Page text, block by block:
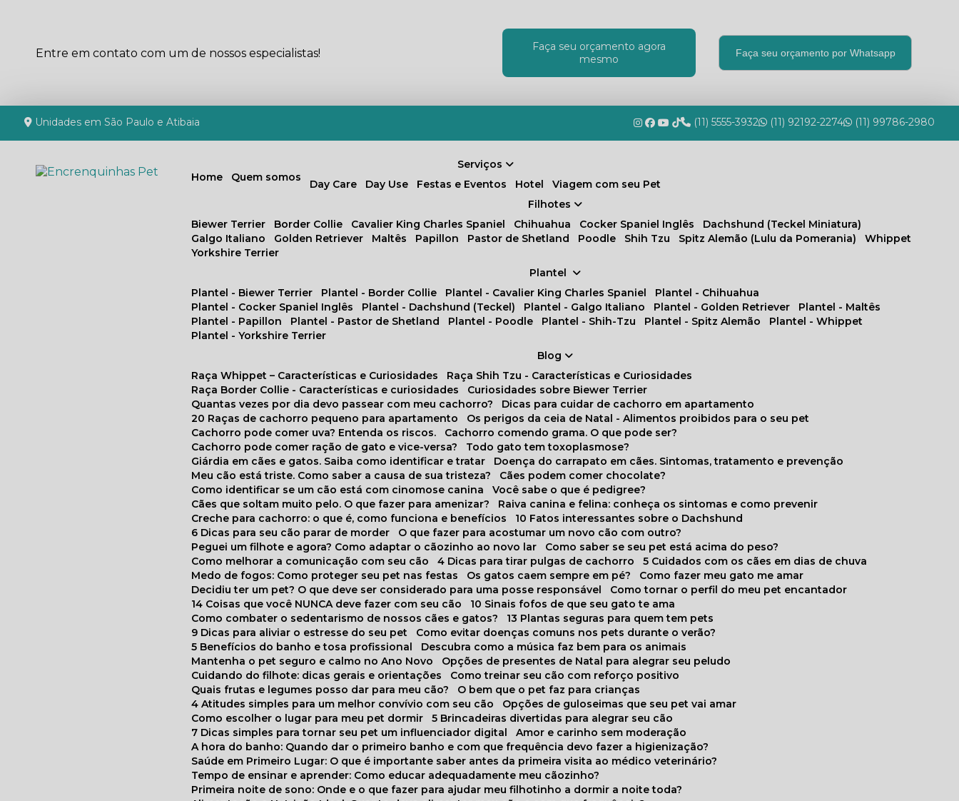
Entre em contato com um de nossos especialistas!
Faça seu orçamento agora
mesmo
Faça seu orçamento por Whatsapp
Unidades em São Paulo e Atibaia (11) 5555-3932 (11) 92192-2274 (11) 99786-2980
Home Quem somos
Plantel
Plantel - Biewer Terrier
Plantel - Border Collie Plantel - Cavalier King Charles Spaniel
Plantel - Chihuahua
Plantel - Cocker Spaniel Inglês
Plantel - Dachshund (Teckel) Plantel - Galgo Italiano Plantel - Golden Retriever
Plantel - Maltês
Plantel - Papillon
Plantel - Pastor de Shetland Plantel - Poodle Plantel - Shih-Tzu Plantel - Spitz Alemão
Plantel - Whippet
Plantel - Yorkshire Terrier
Blog
Raça Whippet – Características e Curiosidades
Raça Shih Tzu - Características e Curiosidades
Raça Border Collie - Características e curiosidades
Curiosidades sobre Biewer Terrier
Quantas vezes por dia devo passear com meu cachorro?
Dicas para cuidar de cachorro em apartamento
20 Raças de cachorro pequeno para apartamento
Os perigos da ceia de Natal - Alimentos proibidos para o seu pet
Cachorro pode comer uva? Entenda os riscos.
Cachorro comendo grama. O que pode ser?
Cachorro pode comer ração de gato e vice-versa?
Todo gato tem toxoplasmose?
Giárdia em cães e gatos. Saiba como identificar e tratar
Doença do carrapato em cães. Sintomas, tratamento e prevenção
Meu cão está triste. Como saber a causa de sua tristeza?
Cães podem comer chocolate?
Como identificar se um cão está com cinomose canina
Você sabe o que é pedigree?
Cães que soltam muito pelo. O que fazer para amenizar?
Raiva canina e felina: conheça os sintomas e como prevenir
Creche para cachorro: o que é, como funciona e benefícios
10 Fatos interessantes sobre o Dachshund
6 Dicas para seu cão parar de morder
O que fazer para acostumar um novo cão com outro?
Peguei um filhote e agora? Como adaptar o cãozinho ao novo lar
Como saber se seu pet está acima do peso?
Como melhorar a comunicação com seu cão
4 Dicas para tirar pulgas de cachorro
5 Cuidados com os cães em dias de chuva
Medo de fogos: Como proteger seu pet nas festas
Os gatos caem sempre em pé?
Como fazer meu gato me amar
Decidiu ter um pet? O que deve ser considerado para uma posse responsável
Como tornar o perfil do meu pet encantador
14 Coisas que você NUNCA deve fazer com seu cão
10 Sinais fofos de que seu gato te ama
Como combater o sedentarismo de nossos cães e gatos?
13 Plantas seguras para quem tem pets
9 Dicas para aliviar o estresse do seu pet
Como evitar doenças comuns nos pets durante o verão?
5 Benefícios do banho e tosa profissional
Descubra como a música faz bem para os animais
Mantenha o pet seguro e calmo no Ano Novo
Opções de presentes de Natal para alegrar seu peludo
Cuidando do filhote: dicas gerais e orientações
Como treinar seu cão com reforço positivo
Quais frutas e legumes posso dar para meu cão?
O bem que o pet faz para crianças
4 Atitudes simples para um melhor convívio com seu cão
Opções de guloseimas que seu pet vai amar
Como escolher o lugar para meu pet dormir
5 Brincadeiras divertidas para alegrar seu cão
7 Dicas simples para tornar seu pet um influenciador digital
Amor e carinho sem moderação
A hora do banho: Quando dar o primeiro banho e com que frequência devo fazer a higienização?
Saúde em Primeiro Lugar: O que é importante saber antes da primeira visita ao médico veterinário?
Tempo de ensinar e aprender: Como educar adequadamente meu cãozinho?
Primeira noite de sono: Onde e o que fazer para ajudar meu filhotinho a dormir a noite toda?
Serviços
Day Care
Day Use Festas e Eventos Hotel
Viagem com seu Pet
Filhotes
Biewer Terrier
Border Collie Cavalier King Charles Spaniel Chihuahua Cocker Spaniel Inglês
Dachshund (Teckel Miniatura)
Galgo Italiano
Golden Retriever Maltês Papillon Pastor de Shetland Poodle Shih Tzu Spitz Alemão (Lulu da Pomerania)
Whippet
Yorkshire Terrier